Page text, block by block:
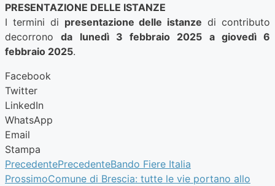
PRESENTAZIONE DELLE ISTANZE
I termini di presentazione delle istanze di contributo
decorronoda lunedì 3 febbraio 2025 a giovedì 6
febbraio 2025.
Facebook
Twitter
LinkedIn
WhatsApp
Email
Stampa
PrecedentePrecedenteBando Fiere Italia
ProssimoComune di Brescia: tutte le vie portano allo